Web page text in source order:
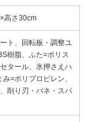
高さ30cm
ト、回転板・調整ユ
樹脂、ふた=ポリス
タール、氷押さえハ
=ポリプロピレン、
削り刃・バネ・スパ